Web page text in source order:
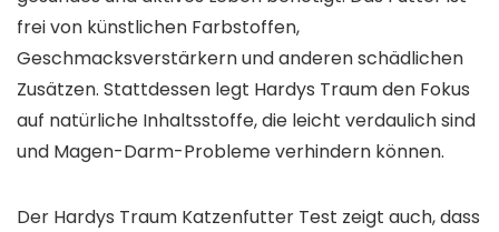
frei von künstlichen Farbstoffen,
Geschmacksverstärkern und anderen schädlichen
Zusätzen. Stattdessen legt Hardys Traum den Fokus
auf natürliche Inhaltsstoffe, die leicht verdaulich sind
und Magen-Darm-Probleme verhindern können.
Der Hardys Traum Katzenfutter Test zeigt auch, dass